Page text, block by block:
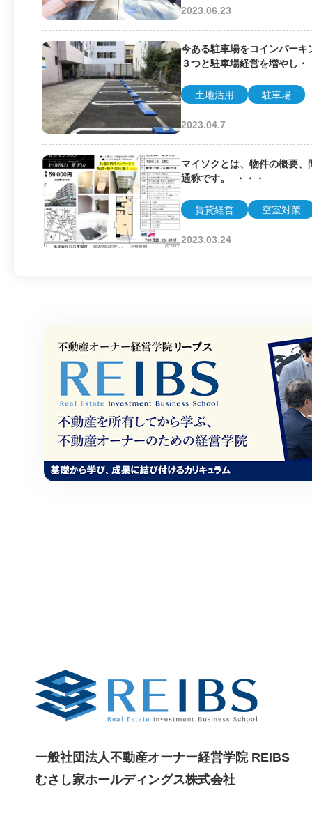
2023.06.23
今ある駐車場をコインパー
３つと駐車場経営を増やし・
土地活用 駐車場
2023.04.7
マイソクとは、物件の概要
通称です。 ・・・
賃貸経営 空室対策
2023.03.24
一般社団法人不動産オーナー経営学院 REIBS
むさし家ホールディングス株式会社